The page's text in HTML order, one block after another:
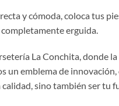
y cómoda, coloca tus
erguida.
La Conchita, donde
un emblema de
sino también ser tu